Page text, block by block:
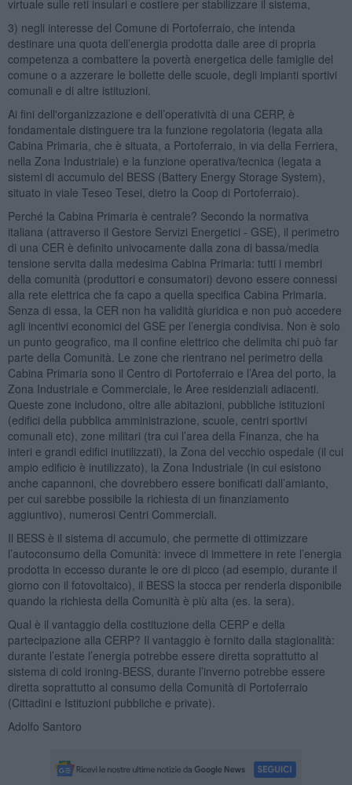
virtuale sulle reti insulari e costiere per stabilizzare il sistema,
3) negli interesse del Comune di Portoferraio, che intenda
destinare una quota dell’energia prodotta dalle aree di propria
competenza a combattere la povertà energetica delle famiglie del
comune o a azzerare le bollette delle scuole, degli impianti sportivi
comunali e di altre istituzioni.
Ai fini dell'organizzazione e dell’operatività di una CERP, è
fondamentale distinguere tra la funzione regolatoria (legata alla
Cabina Primaria, che è situata, a Portoferraio, in via della Ferriera,
nella Zona Industriale) e la funzione operativa/tecnica (legata a
sistemi di accumulo del BESS (Battery Energy Storage System),
situato in viale Teseo Tesei, dietro la Coop di Portoferraio).
Perché la Cabina Primaria è centrale? Secondo la normativa
italiana (attraverso il Gestore Servizi Energetici - GSE), il perimetro
di una CER è definito univocamente dalla zona di bassa/media
tensione servita dalla medesima Cabina Primaria: tutti i membri
della comunità (produttori e consumatori) devono essere connessi
alla rete elettrica che fa capo a quella specifica Cabina Primaria.
Senza di essa, la CER non ha validità giuridica e non può accedere
agli incentivi economici del GSE per l’energia condivisa. Non è solo
un punto geografico, ma il confine elettrico che delimita chi può far
parte della Comunità. Le zone che rientrano nel perimetro della
Cabina Primaria sono il Centro di Portoferraio e l’Area del porto, la
Zona Industriale e Commerciale, le Aree residenziali adiacenti.
Queste zone includono, oltre alle abitazioni, pubbliche istituzioni
(edifici della pubblica amministrazione, scuole, centri sportivi
comunali etc), zone militari (tra cui l’area della Finanza, che ha
interi e grandi edifici inutilizzati), la Zona del vecchio ospedale (il cui
ampio edificio è inutilizzato), la Zona Industriale (in cui esistono
anche capannoni, che dovrebbero essere bonificati dall’amianto,
per cui sarebbe possibile la richiesta di un finanziamento
aggiuntivo), numerosi Centri Commerciali.
Il BESS è il sistema di accumulo, che permette di ottimizzare
l’autoconsumo della Comunità: invece di immettere in rete l’energia
prodotta in eccesso durante le ore di picco (ad esempio, durante il
giorno con il fotovoltaico), il BESS la stocca per renderla disponibile
quando la richiesta della Comunità è più alta (es. la sera).
Qual è il vantaggio della costituzione della CERP e della
partecipazione alla CERP? Il vantaggio è fornito dalla stagionalità:
durante l’estate l’energia potrebbe essere diretta soprattutto al
sistema di cold ironing-BESS, durante l’inverno potrebbe essere
diretta soprattutto al consumo della Comunità di Portoferraio
(Cittadini e Istituzioni pubbliche e private).
Adolfo Santoro